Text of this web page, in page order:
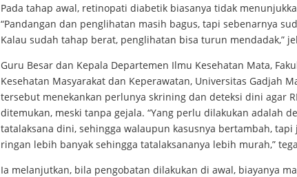
Pada tahap awal, retinopati diabetik biasanya tidak
“Pandangan dan penglihatan masih bagus, tapi sebenarnya
Kalau sudah tahap berat, penglihatan bisa turun mendadak,”
Guru Besar dan Kepala Departemen Ilmu Kesehatan Mata,
Kesehatan Masyarakat dan Keperawatan, Universitas Gadjah
tersebut menekankan perlunya skrining dan deteksi dini agar
ditemukan, meski tanpa gejala. “Yang perlu dilakukan adalah
tatalaksana dini, sehingga walaupun kasusnya bertambah, tapi
ringan lebih banyak sehingga tatalaksananya lebih murah,”
Ia melanjutkan, bila pengobatan dilakukan di awal, biayanya